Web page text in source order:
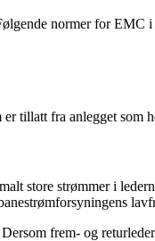
normer for
tillatt fra anlegget som
store strømmer i
frem- og